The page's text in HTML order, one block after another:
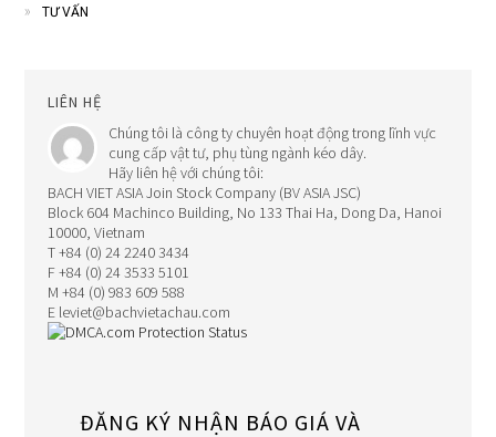
TƯ VẤN
LIÊN HỆ
Chúng tôi là công ty chuyên hoạt động trong lĩnh vực
cung cấp vật tư, phụ tùng ngành kéo dây.
Hãy liên hệ với chúng tôi:
BACH VIET ASIA Join Stock Company (BV ASIA JSC)
Block 604 Machinco Building, No 133 Thai Ha, Dong Da, Hanoi
10000, Vietnam
T +84 (0) 24 2240 3434
F +84 (0) 24 3533 5101
M +84 (0) 983 609 588
E leviet@bachvietachau.com
ĐĂNG KÝ NHẬN BÁO GIÁ VÀ